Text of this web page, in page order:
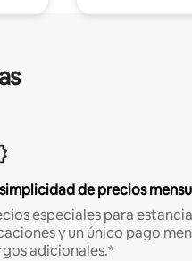
de precios
especiales para
y un único pago
adicionales.*